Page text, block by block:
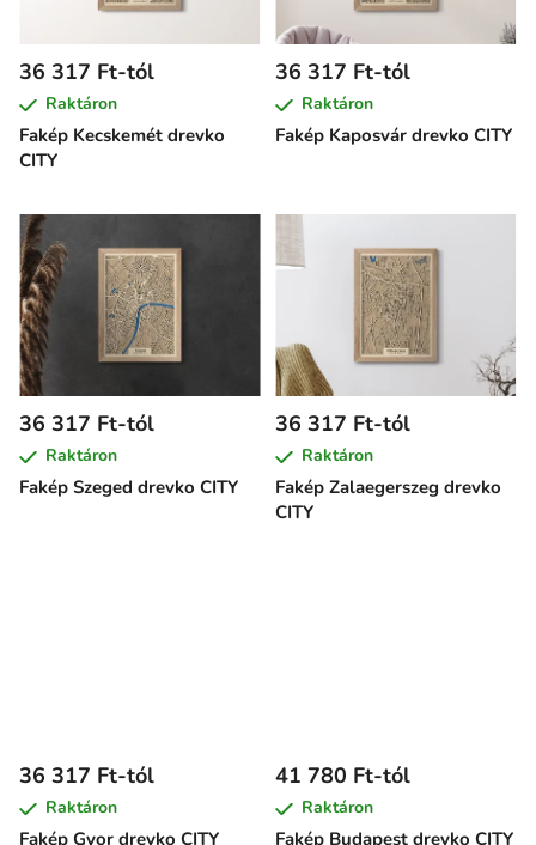
Fakép Kecskemét drevko
CITY
36 317 Ft-tól
Raktáron
Fakép Kaposvár drevko CITY
36 317 Ft-tól
Raktáron
Fakép Szeged drevko CITY
36 317 Ft-tól
Raktáron
Fakép Zalaegerszeg drevko
CITY
36 317 Ft-tól
Raktáron
Fakép Gyor drevko CITY
36 317 Ft-tól
Raktáron
Fakép Budapest drevko CITY
41 780 Ft-tól
Raktáron